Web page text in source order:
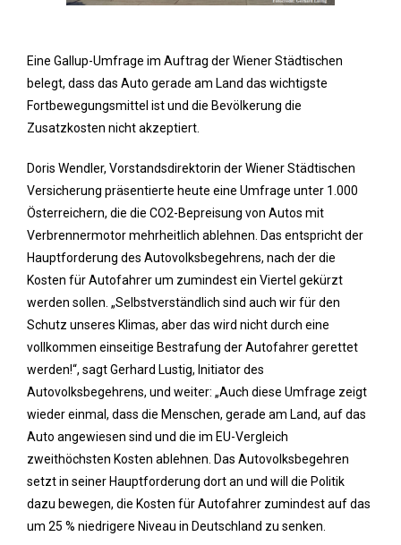
Eine Gallup-Umfrage im Auftrag der Wiener Städtischen
belegt, dass das Auto gerade am Land das wichtigste
Fortbewegungsmittel ist und die Bevölkerung die
Zusatzkosten nicht akzeptiert.
Doris Wendler, Vorstandsdirektorin der Wiener Städtischen
Versicherung präsentierte heute eine Umfrage unter 1.000
Österreichern, die die CO2-Bepreisung von Autos mit
Verbrennermotor mehrheitlich ablehnen. Das entspricht der
Hauptforderung des Autovolksbegehrens, nach der die
Kosten für Autofahrer um zumindest ein Viertel gekürzt
werden sollen. „Selbstverständlich sind auch wir für den
Schutz unseres Klimas, aber das wird nicht durch eine
vollkommen einseitige Bestrafung der Autofahrer gerettet
werden!“, sagt Gerhard Lustig, Initiator des
Autovolksbegehrens, und weiter: „Auch diese Umfrage zeigt
wieder einmal, dass die Menschen, gerade am Land, auf das
Auto angewiesen sind und die im EU-Vergleich
zweithöchsten Kosten ablehnen. Das Autovolksbegehren
setzt in seiner Hauptforderung dort an und will die Politik
dazu bewegen, die Kosten für Autofahrer zumindest auf das
um 25 % niedrigere Niveau in Deutschland zu senken.